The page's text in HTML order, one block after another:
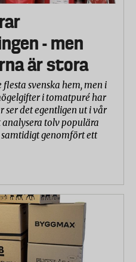
- men
är stora
svenska hem, men i
i tomatpuré har
det egentligen ut i vår
tolv populära
genomfört ett